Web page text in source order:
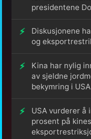
presidentene
Diskusjonene
og
Kina har nylig
av sjeldne
bekymring i
USA vurderer å
prosent på